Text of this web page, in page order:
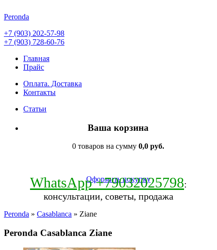
Peronda
+7 (903) 202-57-98
+7 (903) 728-60-76
Главная
Прайс
Оплата. Доставка
Контакты
Статьи
Ваша корзина
0 товаров на сумму 0,0 руб.
Оформить покупку
WhatsApp +79032025798:
консультации, советы, продажа
Peronda » Casablanca » Ziane
Peronda Casablanca Ziane